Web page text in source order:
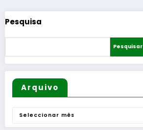
Pesquisa
Pesquisar
Arquivo
Arquivo